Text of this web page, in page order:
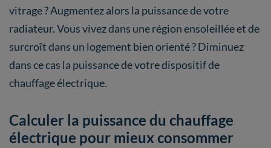
vitrage ? Augmentez alors la puissance de votre
radiateur. Vous vivez dans une région ensoleillée et de
surcroît dans un logement bien orienté ? Diminuez
dans ce cas la puissance de votre dispositif de
chauffage électrique.
Calculer la puissance du chauffage
électrique pour mieux consommer